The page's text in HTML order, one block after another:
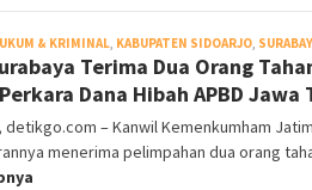
& KRIMINAL, KABUPATEN SIDOARJO,
Terima Dua Orang
Dana Hibah APBD Jawa
detikgo.com – Kanwil Kemenkumham
menerima pelimpahan dua orang